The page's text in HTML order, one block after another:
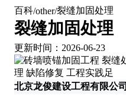
百科/other/裂缝加固处理
裂缝加固处理
更新时间：2026-06-23
北京龙俊建设工程有限公司